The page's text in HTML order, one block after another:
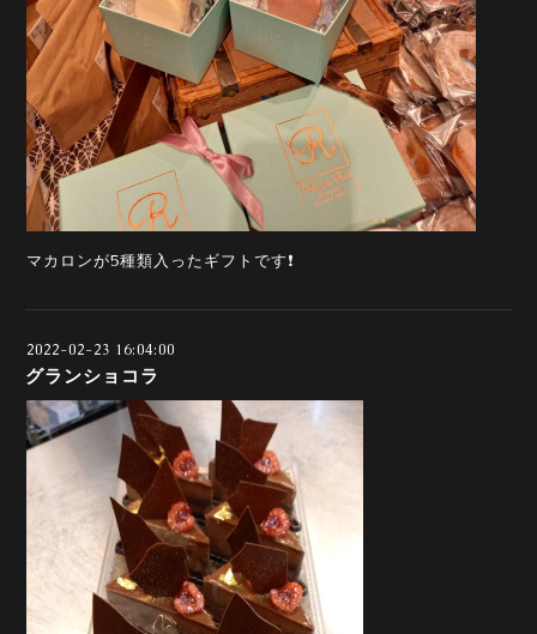
マカロンが5種類入ったギフトです❗️
2022-02-23 16:04:00
グランショコラ